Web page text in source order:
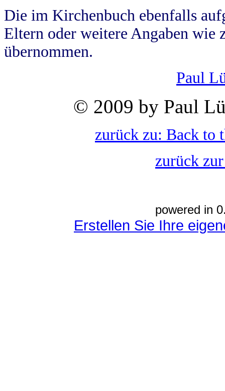
Die im Kirchenbuch ebenfalls
Eltern oder weitere Angaben wie
übernommen.
Paul
© 2009 by Paul
zurück zu: Back to
zurück
powered in
Erstellen Sie Ihre